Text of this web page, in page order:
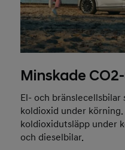
Minskade
El- och
koldioxid under
koldioxidutsläpp under
och dieselbilar.